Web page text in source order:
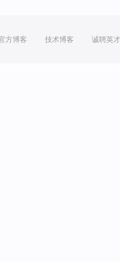
方博客 技术博客 诚聘英才